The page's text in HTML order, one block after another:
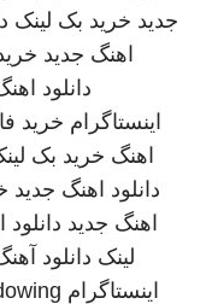
جدید خرید بک لینک
اهنگ جدید
دانلود
اینستاگرام خرید
اهنگ خرید بک
دانلود اهنگ جدید
اهنگ جدید
لینک دانلود
اینستاگرام